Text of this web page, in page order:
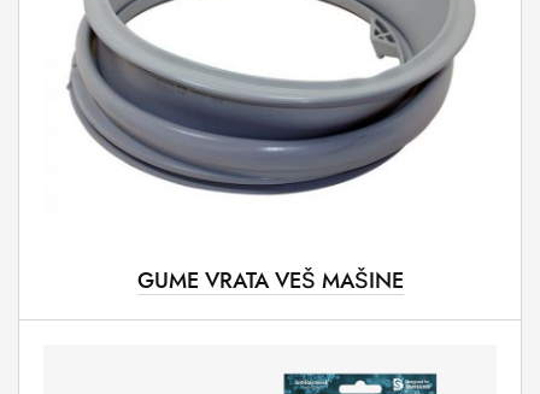
GUME VRATA VEŠ MAŠINE